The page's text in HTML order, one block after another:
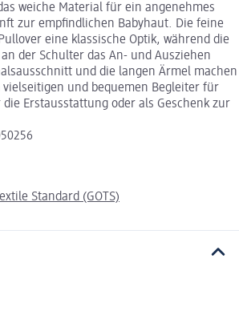
weiche Material für ein angenehmes
zur empfindlichen Babyhaut. Die feine
eine klassische Optik, während die
der Schulter das An- und Ausziehen
und die langen Ärmel machen
und bequemen Begleiter für
Erstausstattung oder als Geschenk zur
Standard (GOTS)